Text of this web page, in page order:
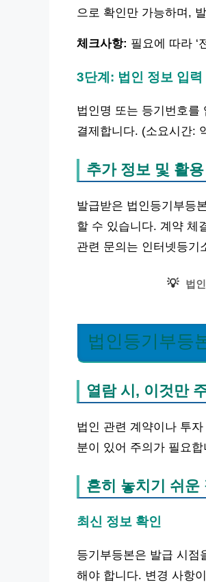
으로 확인만 가능하며,
체크사항: 필요에 따라 ‘
3단계: 법인 정보 입력
법인명 또는 등기번호를
결제합니다. (소요시간:
추가 정보 및 활
발급받은 법인등기부등
할 수 있습니다. 계약 체
관련 문의는 인터넷등기
💡 법
법인등기부등
열람 시, 이것만
법인 관련 계약이나 투
분이 있어 주의가 필요
흔히 놓치기 쉬운
최신 정보 확인
등기부등본은 발급 시점
해야 합니다. 변경 사항